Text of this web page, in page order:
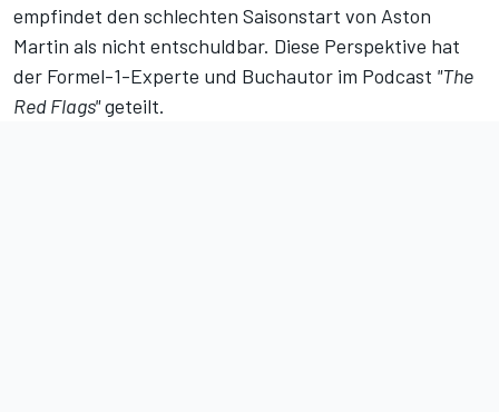
empfindet den schlechten Saisonstart von Aston
Martin als nicht entschuldbar. Diese Perspektive hat
der Formel-1-Experte und Buchautor im Podcast "The
Red Flags"geteilt.